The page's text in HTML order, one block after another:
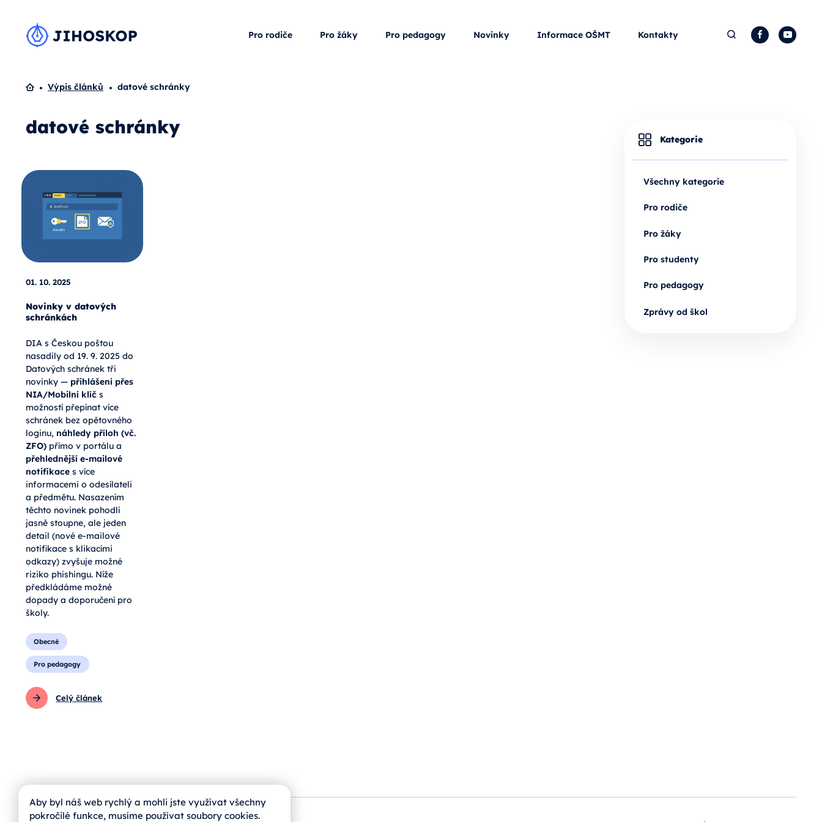
Pro rodiče Pro žáky Pro pedagogy Novinky Informace OŠMT Kontakty Hledat Facebook
Domů
Výpis článků datové schránky
datové schránky
01. 10. 2025
Novinky v datových
schránkách
DIA s Českou poštou
nasadily od 19. 9. 2025 do
Datových schránek tři
novinky — přihlášení přes
NIA/Mobilní klíčs
možností přepínat více
schránek bez opětovného
loginu, náhledy příloh (vč.
ZFO)přímo v portálu a
přehlednější e-mailové
notifikaces více
informacemi o odesílateli
a předmětu. Nasazením
těchto novinek pohodlí
jasně stoupne, ale jeden
detail (nové e-mailové
notifikace s klikacími
odkazy) zvyšuje možné
riziko phishingu. Níže
předkládáme možné
dopady a doporučení pro
školy.
Obecné
Pro pedagogy
Celý článek
Kategorie
Všechny kategorie
Pro rodiče
Pro žáky
Pro studenty
Pro pedagogy
Zprávy od škol
Aby byl náš web rychlý a mohli jste využívat všechny
pokročilé funkce, musíme používat soubory cookies.